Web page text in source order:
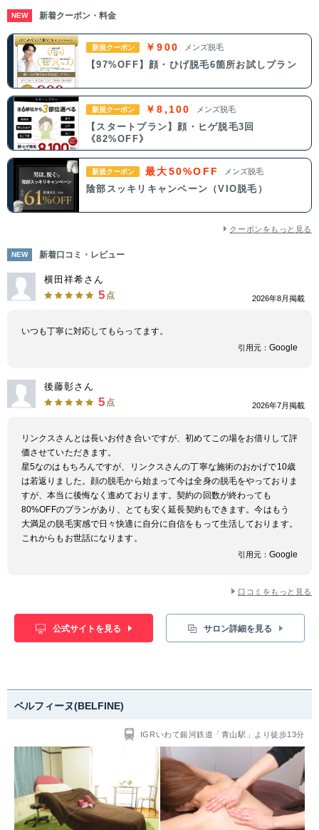
NEW 新着クーポン・料金
新規クーポン ￥900 メンズ脱毛
【97%OFF】顔・ひげ脱毛6箇所お試しプラン
新規クーポン ￥8,100 メンズ脱毛
【スタートプラン】顔・ヒゲ脱毛3回
《82%OFF》
新規クーポン 最大50%OFF メンズ脱毛
陰部スッキリキャンペーン（VIO脱毛）
クーポンをもっと見る
NEW 新着口コミ・レビュー
横田祥希さん
5 点 2026年8月掲載
いつも丁寧に対応してもらってます。
引用元： Google
後藤彰さん
5 点 2026年7月掲載
リンクスさんとは長いお付き合いですが、初めてこの場をお借りして評
価させていただきます。
星5なのはもちろんですが、リンクスさんの丁寧な施術のおかげで10歳
は若返りました。顔の脱毛から始まって今は全身の脱毛をやっておりま
すが、本当に後悔なく進めております。契約の回数が終わっても
80%OFFのプランがあり、とても安く延長契約もできます。今はもう
大満足の脱毛実感で日々快適に自分に自信をもって生活しております。
これからもお世話になります。
引用元： Google
口コミをもっと見る
公式サイトを見る サロン詳細を見る
ベルフィーヌ(BELFINE)
IGRいわて銀河鉄道「青山駅」より徒歩13分